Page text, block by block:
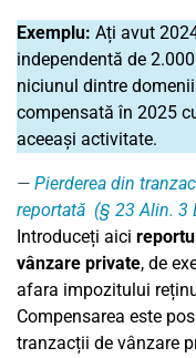
Exemplu: Ați avut
independentă de
niciunul dintre
compensată în 2025
aceeași activitate.
Pierderea din
reportată (§ 23 Alin. 3
Introduceți aici
vânzare private, de
afara impozitului
Compensarea este
tranzacții de vânzare